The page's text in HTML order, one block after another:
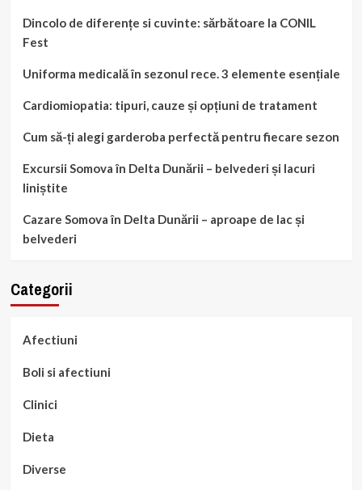
Dincolo de diferențe si cuvinte: sărbătoare la CONIL
Fest
Uniforma medicală în sezonul rece. 3 elemente esențiale
Cardiomiopatia: tipuri, cauze și opțiuni de tratament
Cum să-ți alegi garderoba perfectă pentru fiecare sezon
Excursii Somova în Delta Dunării – belvederi și lacuri
liniștite
Cazare Somova în Delta Dunării – aproape de lac și
belvederi
Categorii
Afectiuni
Boli si afectiuni
Clinici
Dieta
Diverse